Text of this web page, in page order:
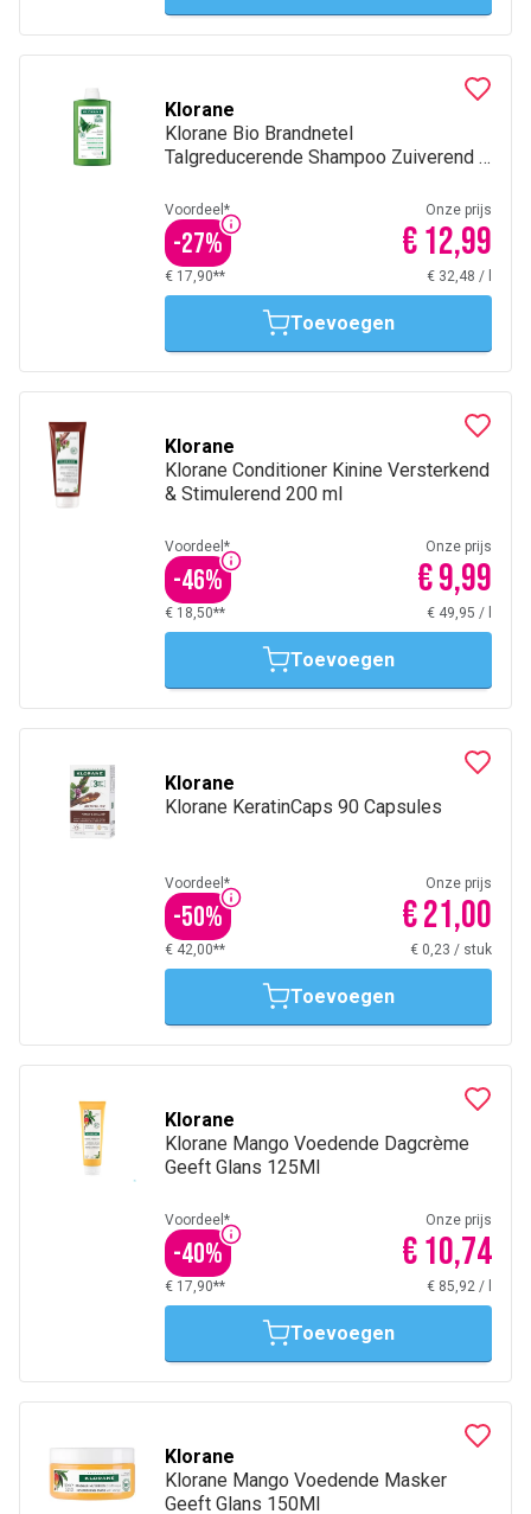
Klorane
Klorane Bio Brandnetel
Talgreducerende Shampoo Zuiverend &
Voordeel*
-27%
Onze prijs
€ 12,99
€ 17,90** € 32,48 /
Toevoegen
Klorane
Klorane Conditioner Kinine Versterkend
& Stimulerend 200 ml
Voordeel*
-46%
Onze prijs
€ 9,99
€ 18,50** € 49,95 /
Toevoegen
Klorane
Klorane KeratinCaps 90 Capsules
Voordeel*
-50%
Onze prijs
€ 21,00
€ 42,00** € 0,23 / stuk
Toevoegen
Klorane
Klorane Mango Voedende Dagcrème
Geeft Glans 125Ml
Voordeel*
-40%
Onze prijs
€ 10,74
€ 17,90** € 85,92 /
Toevoegen
Klorane
Klorane Mango Voedende Masker
Geeft Glans 150Ml